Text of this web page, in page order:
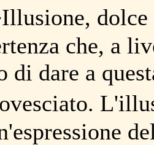
dolce
che, a
di dare a